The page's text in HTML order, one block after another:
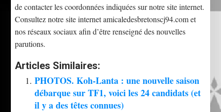
de contacter les coordonnées indiquées sur notre site internet.
Consultez notre site internet amicaledesbretonscj94.com et
nos réseaux sociaux afin d’être renseigné des nouvelles
parutions.
Articles Similaires:
PHOTOS. Koh-Lanta : une nouvelle saison
débarque sur TF1, voici les 24 candidats (et
il y a des têtes connues)